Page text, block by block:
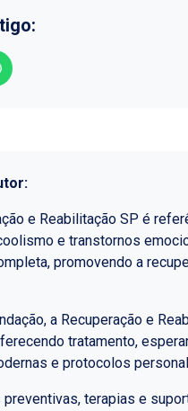
e Reabilitação SP é
e transtornos
promovendo a
a Recuperação e
tratamento,
e protocolos
preventivas, terapias e